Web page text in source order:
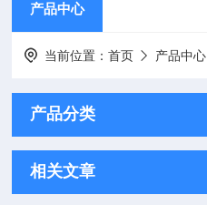
产品中心
当前位置：首页 产品中心
产品分类
相关文章